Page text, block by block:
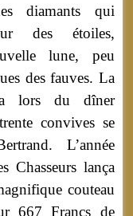
diamants qui
des étoiles,
lune, peu
des fauves. La
lors du dîner
convives se
L’année
Chasseurs lança
couteau
667 Francs de